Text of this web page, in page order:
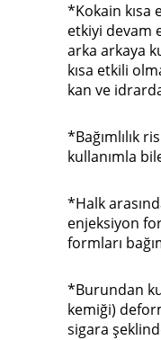
*Kokain kısa
etkiyi devam
arka arkaya
kısa etkili
kan ve
*Bağımlılık
kullanımla
*Halk
enjeksiyon
formları
*Burundan
kemiği)
sigara